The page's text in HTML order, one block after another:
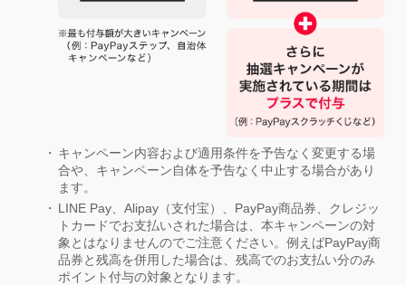
キャンペーン内容および適用条件を予告なく変更する場
合や、キャンペーン自体を予告なく中止する場合があり
ます。
LINE Pay、Alipay（支付宝）、PayPay商品券、クレジッ
トカードでお支払いされた場合は、本キャンペーンの対
象とはなりませんのでご注意ください。例えばPayPay商
品券と残高を併用した場合は、残高でのお支払い分のみ
ポイント付与の対象となります。